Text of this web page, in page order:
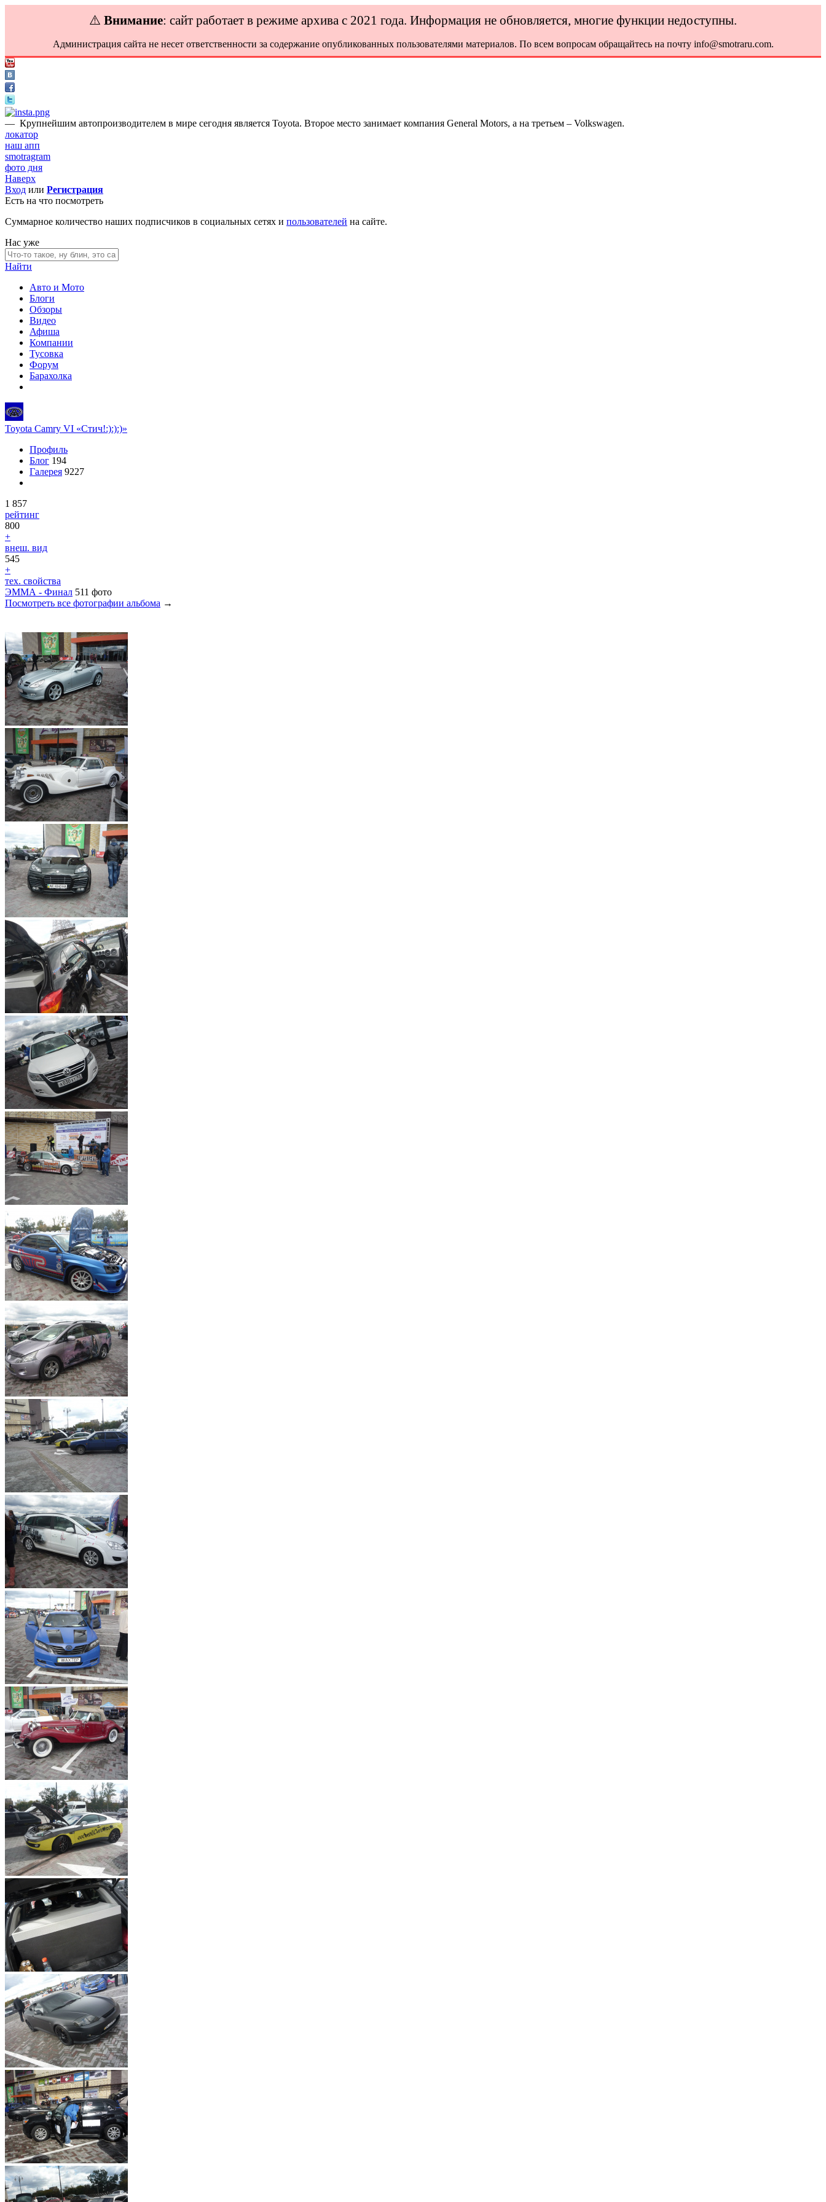
⚠️ Внимание: сайт работает в режиме архива с 2021 года. Информация не обновляется, многие функции недоступны.
Администрация сайта не несет ответственности за содержание опубликованных пользователями материалов. По всем вопросам обращайтесь на почту info@smotraru.com.
— Крупнейшим автопроизводителем в мире сегодня является Toyota. Второе место занимает компания General Motors, а на третьем – Volkswagen.
локатор
наш апп
smotragram
фото дня
Наверх
Вход или Регистрация
Есть на что посмотреть
Суммарное количество наших подписчиков в социальных сетях и пользователей на сайте.
Нас уже
Найти
Авто и Мото
Блоги
Обзоры
Видео
Афиша
Компании
Тусовка
Форум
Барахолка
Toyota Camry VI «Стич!:):):)»
Профиль
Блог 194
Галерея 9227
1 857
рейтинг
800
+
внеш. вид
545
+
тех. свойства
ЭММА - Финал 511 фото
Посмотреть все фотографии альбома →